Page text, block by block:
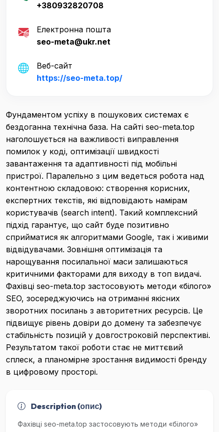
+380932820708
Електронна пошта
seo-meta@ukr.net
Веб-сайт
https://seo-meta.top/
Фундаментом успіху в пошукових системах є
бездоганна технічна база. На сайті seo-meta.top
наголошується на важливості виправлення
помилок у коді, оптимізації швидкості
завантаження та адаптивності під мобільні
пристрої. Паралельно з цим ведеться робота над
контентною складовою: створення корисних,
експертних текстів, які відповідають намірам
користувачів (search intent). Такий комплексний
підхід гарантує, що сайт буде позитивно
сприйматися як алгоритмами Google, так і живими
відвідувачами. Зовнішня оптимізація та
нарощування посилальної маси залишаються
критичними факторами для виходу в топ видачі.
Фахівці seo-meta.top застосовують методи «білого»
SEO, зосереджуючись на отриманні якісних
зворотних посилань з авторитетних ресурсів. Це
підвищує рівень довіри до домену та забезпечує
стабільність позицій у довгостроковій перспективі.
Результатом такої роботи стає не миттєвий
сплеск, а планомірне зростання видимості бренду
в цифровому просторі.
Description (опис)
Фахівці seo-meta.top застосовують методи «білого»